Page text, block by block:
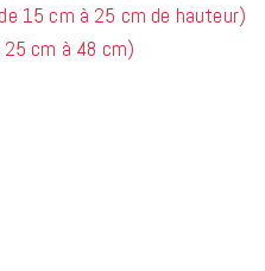
15 cm à 25 cm de hauteur)
25 cm à 48 cm)